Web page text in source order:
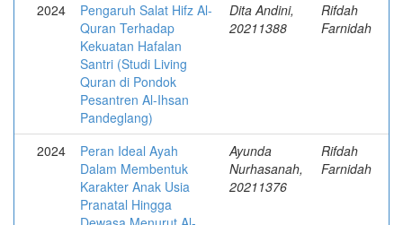
2024
Pengaruh Salat Hifz Al-
Quran Terhadap
Kekuatan Hafalan
Santri (Studi Living
Quran di Pondok
Pesantren Al-Ihsan
Pandeglang)
Dita Andini,
20211388
Rifdah
Farnidah
2024
Peran Ideal Ayah
Dalam Membentuk
Karakter Anak Usia
Pranatal Hingga
Ayunda
Nurhasanah,
20211376
Rifdah
Farnidah